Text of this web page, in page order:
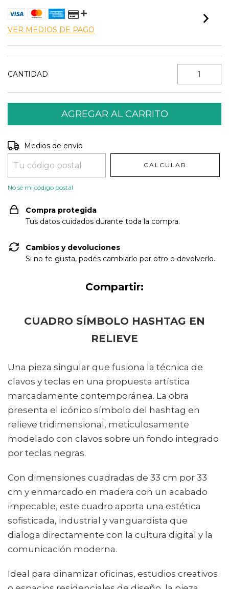
VER MEDIOS DE PAGO
CANTIDAD
Entregas para el CP:
Medios de envío
CALCULAR
No sé mi código postal
Compra protegida
Tus datos cuidados durante toda la compra.
Cambios y devoluciones
Si no te gusta, podés cambiarlo por otro o devolverlo.
Compartir:
CUADRO SÍMBOLO HASHTAG EN
RELIEVE
Una pieza singular que fusiona la técnica de
clavos y teclas en una propuesta artística
marcadamente contemporánea. La obra
presenta el icónico símbolo del hashtag en
relieve tridimensional, meticulosamente
modelado con clavos sobre un fondo integrado
por teclas negras.
Con dimensiones cuadradas de 33 cm por 33
cm y enmarcado en madera con un acabado
impecable, este cuadro aporta una estética
sofisticada, industrial y vanguardista que
dialoga directamente con la cultura digital y la
comunicación moderna.
Ideal para dinamizar oficinas, estudios creativos